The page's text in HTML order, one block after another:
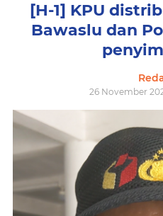
[H-1] KPU
Bawaslu dan
26 November